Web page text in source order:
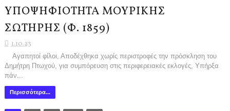
ΥΠΟΨΗΦΙΟΤΗΤΑ ΜΟΥΡΙΚΗΣ
ΣΩΤΗΡΗΣ (Φ. 1859)
1.10.23
Αγαπητοί φίλοι, Αποδέχθηκα χωρίς περιστροφές την πρόσκληση του
Δημήτρη Πτωχού, για συμπόρευση στις περιφερειακές εκλογές, Υπήρξα
πάν...
Περισσότερα...